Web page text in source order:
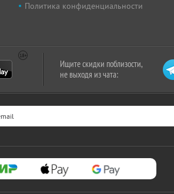
Политика конфиденциальности
Ищите скидки поблизости,
не выходя из чата: